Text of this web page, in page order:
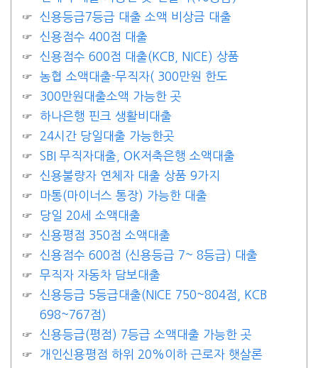
신용등급7등급 대출 소액 비상금 대출
신용점수 400점 대출
신용점수 600점 대출(KCB, NICE) 상품
농협 소액대출-무직자( 300만원 한도
300만원대출소액 가능한 곳
하나은행 핀크 생활비대출
24시간 당일대출 가능한곳
SBI 무직자대출, OK저축은행 소액대출
신용불량자 연체자 대출 상품 9가지
마통(마이너스 통장) 가능한 대출
당일 20세 소액대출
신용평점 350점 소액대출
신용점수 600점 (신용등급 7~ 8등급) 대출
무직자 자동차 담보대출
신용등급 5등급대출(NICE 750~804점, KCB
698~767점)
신용등급(평점) 7등급 소액대출 가능한 곳
개인신용평점 하위 20%이하 근로자 햇살론